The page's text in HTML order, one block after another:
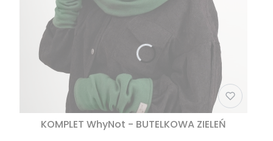
KOMPLET WhyNot - BUTELKOWA ZIELEŃ